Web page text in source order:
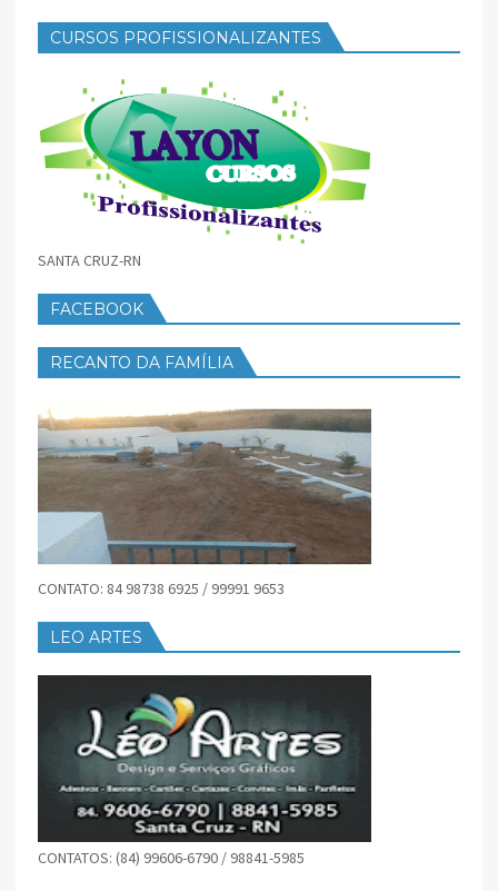
CURSOS PROFISSIONALIZANTES
SANTA CRUZ-RN
FACEBOOK
RECANTO DA FAMÍLIA
CONTATO: 84 98738 6925 / 99991 9653
LEO ARTES
CONTATOS: (84) 99606-6790 / 98841-5985